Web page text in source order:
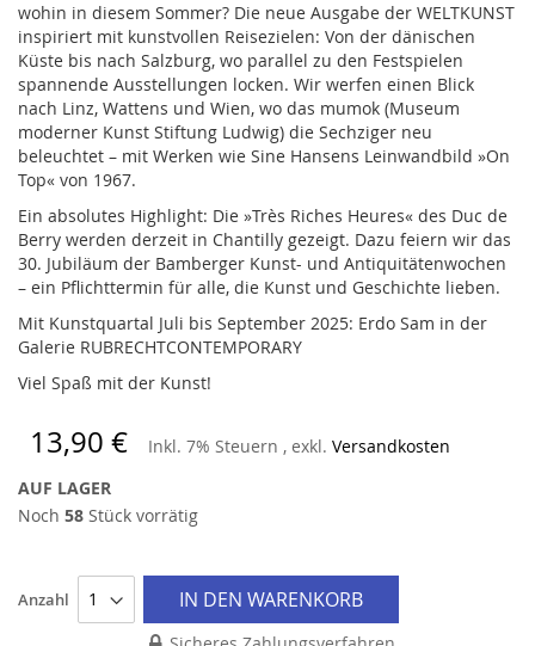
wohin in diesem Sommer? Die neue Ausgabe der WELTKUNST
inspiriert mit kunstvollen Reisezielen: Von der dänischen
Küste bis nach Salzburg, wo parallel zu den Festspielen
spannende Ausstellungen locken. Wir werfen einen Blick
nach Linz, Wattens und Wien, wo das mumok (Museum
moderner Kunst Stiftung Ludwig) die Sechziger neu
beleuchtet – mit Werken wie Sine Hansens Leinwandbild »On
Top« von 1967.
Ein absolutes Highlight: Die »Très Riches Heures« des Duc de
Berry werden derzeit in Chantilly gezeigt. Dazu feiern wir das
30. Jubiläum der Bamberger Kunst- und Antiquitätenwochen
– ein Pflichttermin für alle, die Kunst und Geschichte lieben.
Mit Kunstquartal Juli bis September 2025: Erdo Sam in der
Galerie RUBRECHTCONTEMPORARY
Viel Spaß mit der Kunst!
13,90 € Inkl. 7% Steuern , exkl. Versandkosten
AUF LAGER
Noch 58 Stück vorrätig
Anzahl IN DEN WARENKORB